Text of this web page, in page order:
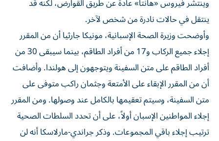
ينتقل في حالات نادرة من شخص لآخر.
وأوضحت وزيرة الصحة الإسبانية، مونيكا جارثيا ‌أن من ‌المقرر
إجلاء جميع الركاب و17 من أفراد ⁠الطاقم، بينما سيبقى 30 من
أفراد الطاقم على متن ‌السفينة ويتوجهون إلى هولندا. وأضافت
أن من المقرر الإبقاء على الأمتعة وجثمان راكب متوفى على
متن السفينة، وسيتم تعقيمها بالكامل ⁠عند وصولها. ومن المقرر
إجلاء المواطنين الإسبان أولاً، على أن ​تحدد السلطات الصحية
ترتيب إجلاء باقي المجموعات. وذكر جراندي-مارلاسكا أنه لن